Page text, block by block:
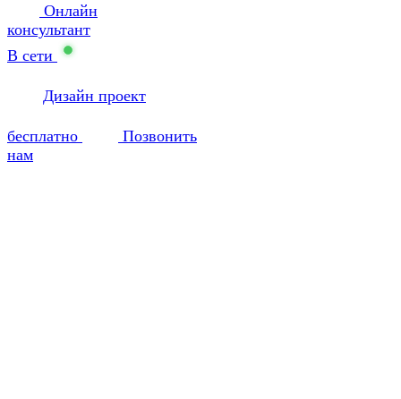
Онлайн
консультант
В сети
Дизайн проект
бесплатно
Позвонить
нам